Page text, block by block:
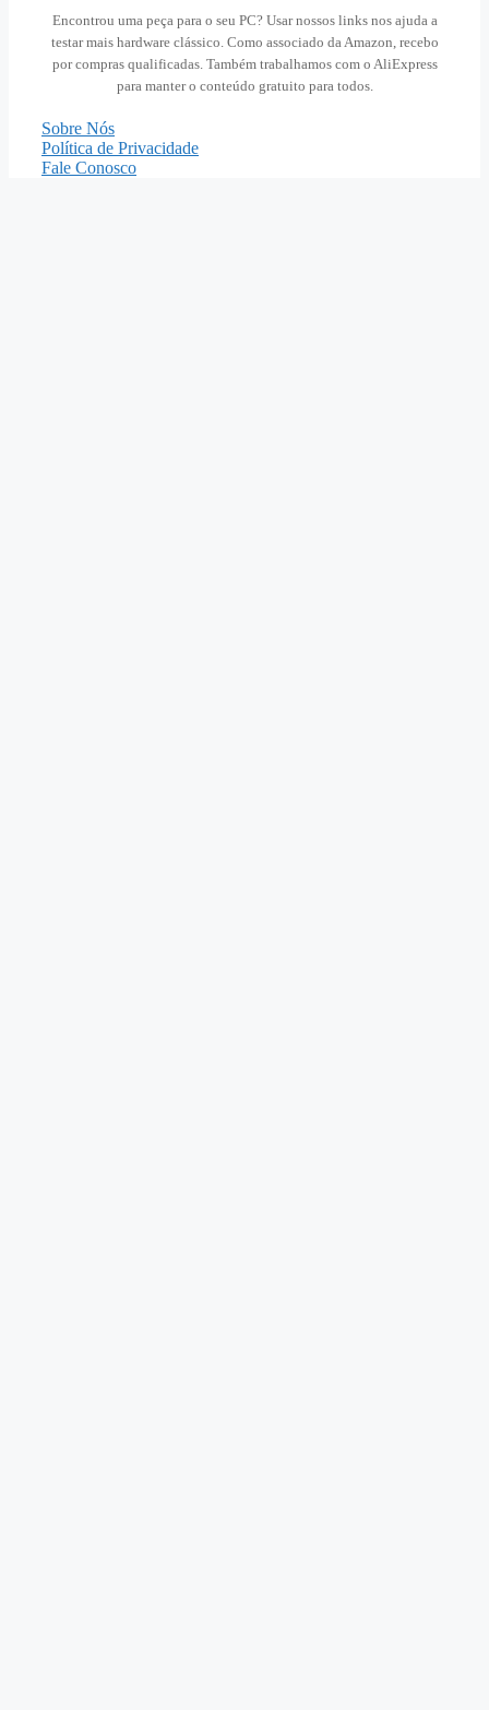
Encontrou uma peça para o seu PC? Usar nossos links nos ajuda a
testar mais hardware clássico. Como associado da Amazon, recebo
por compras qualificadas. Também trabalhamos com o AliExpress
para manter o conteúdo gratuito para todos.
Sobre Nós
Política de Privacidade
Fale Conosco